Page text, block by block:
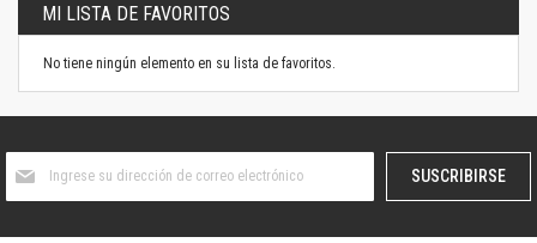
MI LISTA DE FAVORITOS
No tiene ningún elemento en su lista de favoritos.
boletín
SUSCRIBIRSE